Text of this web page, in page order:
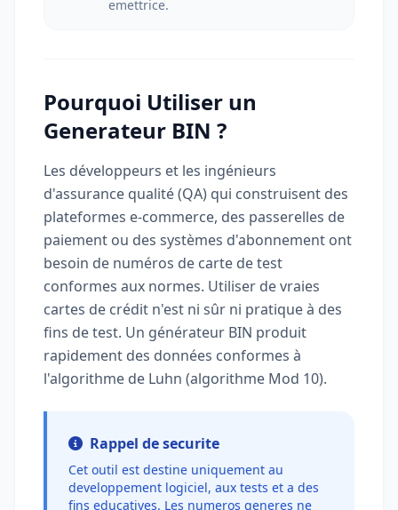
emettrice.
Pourquoi Utiliser un
Generateur BIN ?
Les développeurs et les ingénieurs
d'assurance qualité (QA) qui construisent des
plateformes e-commerce, des passerelles de
paiement ou des systèmes d'abonnement ont
besoin de numéros de carte de test
conformes aux normes. Utiliser de vraies
cartes de crédit n'est ni sûr ni pratique à des
fins de test. Un générateur BIN produit
rapidement des données conformes à
l'algorithme de Luhn (algorithme Mod 10).
Rappel de securite
Cet outil est destine uniquement au
developpement logiciel, aux tests et a des
fins educatives. Les numeros generes ne